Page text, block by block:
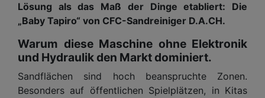
Lösung als das Maß der Dinge etabliert: Die
„Baby Tapiro“ von CFC-Sandreiniger D.A.CH.
Warum diese Maschine ohne Elektronik
und Hydraulik den Markt dominiert.
Sandflächen sind hoch beanspruchte Zonen.
Besonders auf öffentlichen Spielplätzen, in Kitas